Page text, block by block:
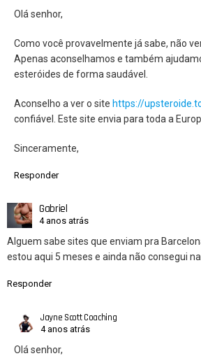
Olá senhor,
Como você provavelmente já sabe, não
Apenas aconselhamos e também
esteróides de forma saudável.
Aconselho a ver o site https://
confiável. Este site envia para toda a
Sinceramente,
Responder
Gabriel
4 anos atrás
Alguem sabe sites que enviam pra
estou aqui 5 meses e ainda não consegui
Responder
Jayne Scott Coaching
4 anos atrás
Olá senhor,